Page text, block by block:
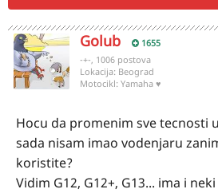
Golub 1655
-+-, 1006 postova
Lokacija: Beograd
Motocikl: Yamaha ♥
Hocu da promenim sve tecnosti
sada nisam imao vodenjaru
koristite?
Vidim G12, G12+, G13... ima i